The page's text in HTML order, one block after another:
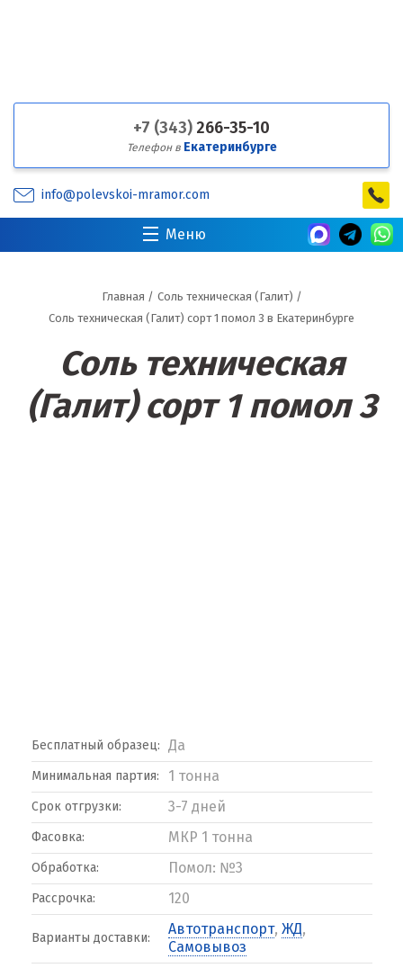
+7 (343) 266-35-10
Телефон в Екатеринбурге
info@polevskoi-mramor.com
Меню
Главная / Соль техническая (Галит) /
Соль техническая (Галит) сорт 1 помол 3 в Екатеринбурге
Соль техническая
(Галит) сорт 1 помол 3
Бесплатный образец: Да
Минимальная партия: 1 тонна
Срок отгрузки: 3-7 дней
Фасовка: МКР 1 тонна
Обработка: Помол: №3
Рассрочка: 120
Варианты доставки:
Автотранспорт, ЖД,
Самовывоз